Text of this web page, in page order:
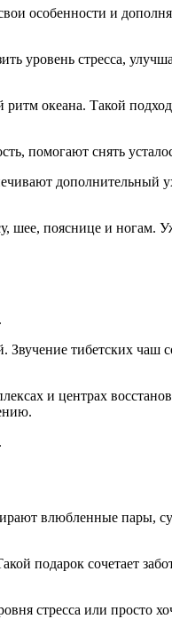
особенности и
стресса,
океана. Такой
помогают снять
дополнительный
шее, пояснице и
тибетских чаш
и центрах
влюбленные
подарок сочетает
стресса или просто